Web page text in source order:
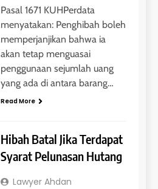
Pasal 1671 KUHPerdata
menyatakan: Penghibah boleh
memperjanjikan bahwa ia
akan tetap menguasai
penggunaan sejumlah uang
yang ada di antara barang…
Read More
Hibah Batal Jika Terdapat
Syarat Pelunasan Hutang
Lawyer Ahdan